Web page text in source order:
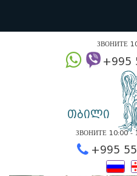
თბილი